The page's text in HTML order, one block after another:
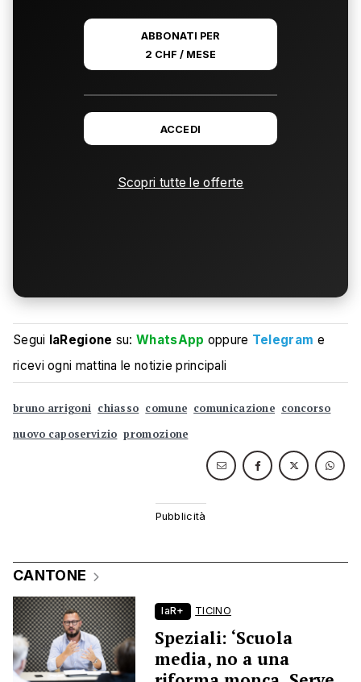
ABBONATI PER
2 CHF / MESE
ACCEDI
Scopri tutte le offerte
Segui laRegione su:WhatsApp oppure Telegram e
ricevi ogni mattina le notizie principali
bruno arrigoni chiasso comune comunicazione concorso
nuovo caposervizio promozione
CANTONE
laR+ TICINO
Speziali: ‘Scuola
media, no a una